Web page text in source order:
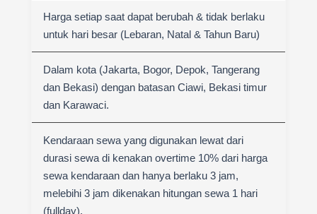
Harga setiap saat dapat berubah & tidak berlaku
untuk hari besar (Lebaran, Natal & Tahun Baru)
Dalam kota (Jakarta, Bogor, Depok, Tangerang
dan Bekasi) dengan batasan Ciawi, Bekasi timur
dan Karawaci.
Kendaraan sewa yang digunakan lewat dari
durasi sewa di kenakan overtime 10% dari harga
sewa kendaraan dan hanya berlaku 3 jam,
melebihi 3 jam dikenakan hitungan sewa 1 hari
(fullday).